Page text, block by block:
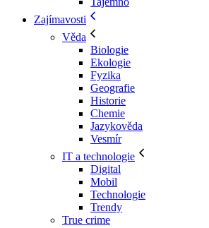
Zajímavosti
Věda
Biologie
Ekologie
Fyzika
Geografie
Historie
Chemie
Jazykověda
Vesmír
IT a technologie
Digital
Mobil
Technologie
Trendy
True crime